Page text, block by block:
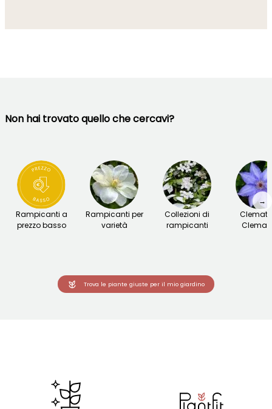
Non hai trovato quello che cercavi?
Rampicanti a
prezzo basso
Rampicanti per
varietà
Collezioni di
rampicanti
→
Trova le piante giuste per il mio giardino